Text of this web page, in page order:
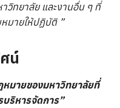
วิทยาลัย และงานอื่น ๆ ที่
มายให้ปฏิบัติ ”
น์
หมายของมหาวิทยาลัยที่
บริหารจัดการ”